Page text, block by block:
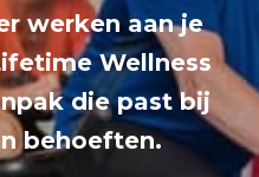
werken aan je
Wellness
die past bij
behoeften.